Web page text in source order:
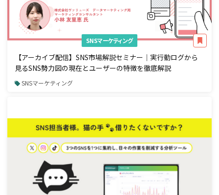
SNSマーケティング
【アーカイブ配信】SNS市場解説セミナー｜実行動ログから
見るSNS勢力図の現在とユーザーの特徴を徹底解説
SNSマーケティング